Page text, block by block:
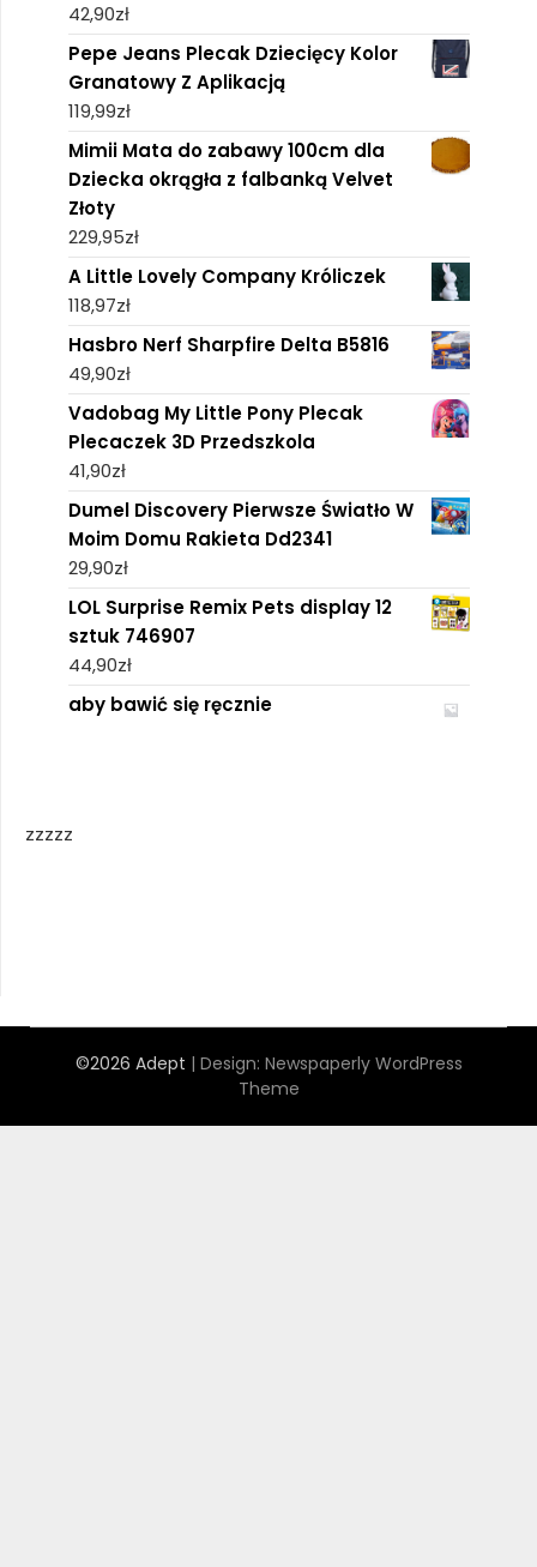
42,90zł
Pepe Jeans Plecak Dziecięcy Kolor
Granatowy Z Aplikacją
119,99zł
Mimii Mata do zabawy 100cm dla
Dziecka okrągła z falbanką Velvet
Złoty
229,95zł
A Little Lovely Company Króliczek
118,97zł
Hasbro Nerf Sharpfire Delta B5816
49,90zł
Vadobag My Little Pony Plecak
Plecaczek 3D Przedszkola
41,90zł
Dumel Discovery Pierwsze Światło W
Moim Domu Rakieta Dd2341
29,90zł
LOL Surprise Remix Pets display 12
sztuk 746907
44,90zł
aby bawić się ręcznie
zzzzz
©2026 Adept | Design: Newspaperly WordPress
Theme